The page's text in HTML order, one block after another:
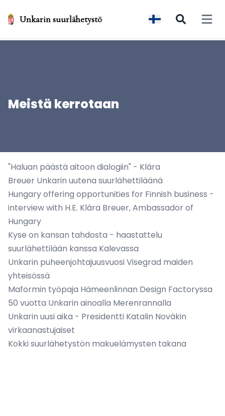
Unkarin suurlähetystö Open
Meistä kerrotaan
"Haluan päästä aitoon dialogiin" - Klára
Breuer Unkarin uutena suurlähettiläänä
Hungary offering opportunities for Finnish business -
interview with H.E. Klára Breuer, Ambassador of
Hungary
Kyse on kansan tahdosta - haastattelu
suurlähettilään kanssa Kalevassa
Unkarin puheenjohtajuusvuosi Visegrad maiden
yhteisössä
Maformin työpaja Hämeenlinnan Design Factoryssa
50 vuotta Unkarin ainoalla Merenrannalla
Unkarin uusi aika - Presidentti Katalin Novákin
virkaanastujaiset
Kokki suurlähetystön makuelämysten takana